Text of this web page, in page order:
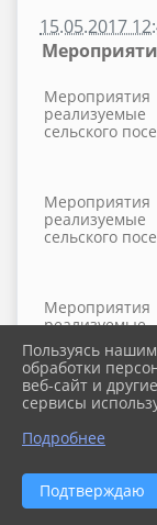
15.05.2017
сельского
сельского
сельского
2026 г.
Вход
Карта сайта
Политика
Пользуясь
обработки
веб-сайт и
сервисы
Подробнее
Подтверждаю